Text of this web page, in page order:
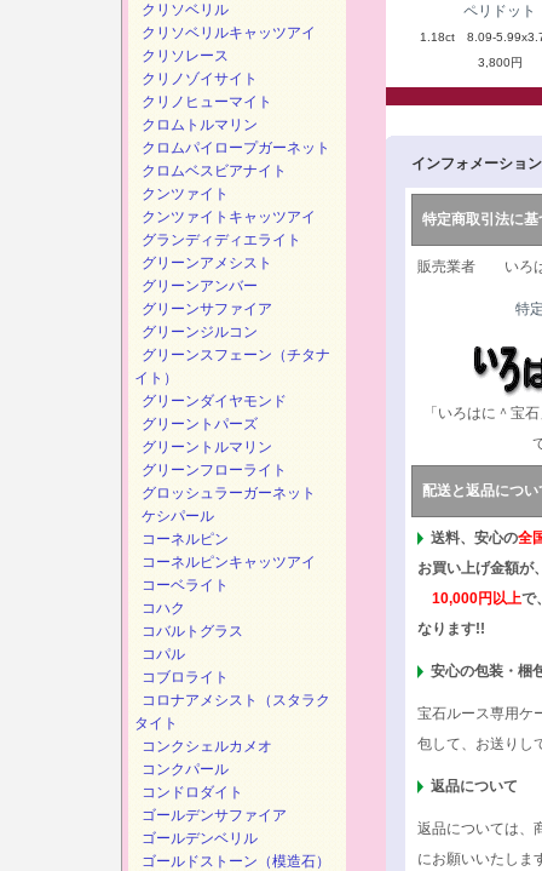
ペリドット
1.18ct 8.09-
3,800円
インフォメーション
特定商取引法に基
販売業者 いろ
特
「いろはに＾宝
配送と返品につい
送料、安心の全
お買い上げ金額が
10,000円以上で
なります!!
安心の包装・梱
宝石ルース専用ケ
包して、お送りし
返品について
返品については、
にお願いいたしま
クリソベリル
クリソベリルキャッツアイ
クリソレース
クリノゾイサイト
クリノヒューマイト
クロムトルマリン
クロムパイロープガーネット
クロムベスビアナイト
クンツァイト
クンツァイトキャッツアイ
グランディディエライト
グリーンアメシスト
グリーンアンバー
グリーンサファイア
グリーンジルコン
グリーンスフェーン（チタナ
イト）
グリーンダイヤモンド
グリーントパーズ
グリーントルマリン
グリーンフローライト
グロッシュラーガーネット
ケシパール
コーネルピン
コーネルピンキャッツアイ
コーベライト
コハク
コバルトグラス
コパル
コブロライト
コロナアメシスト（スタラク
タイト
コンクシェルカメオ
コンクパール
コンドロダイト
ゴールデンサファイア
ゴールデンベリル
ゴールドストーン（模造石）